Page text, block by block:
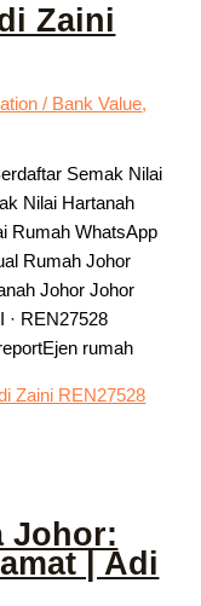
Zaini
/ Bank Value,
Semak Nilai
Nilai Hartanah
Rumah WhatsApp
Rumah Johor
Johor Johor
· REN27528
rumah
Zaini REN27528
Johor:
| Adi